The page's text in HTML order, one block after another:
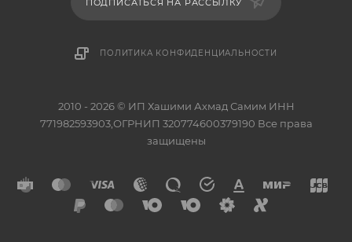
ПОДПИСАТЬСЯ НА РАССЫЛКУ
ПОЛИТИКА КОНФИДЕНЦИАЛЬНОСТИ
2010 - 2026 © ИП Хашими Ахмад Самим ИНН
771982593903,ОГРНИП 320774600379190 Все права
защищены